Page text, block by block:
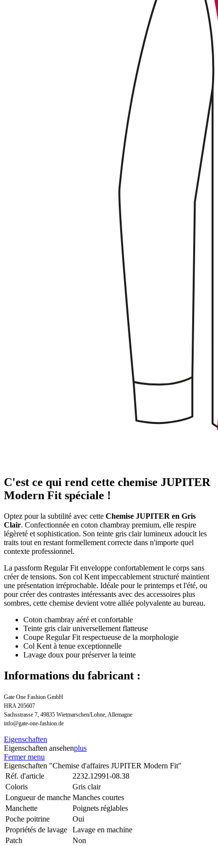
C'est ce qui rend cette chemise JUPITER
Modern Fit spéciale !
Optez pour la subtilité avec cette Chemise JUPITER en Gris
Clair. Confectionnée en coton chambray premium, elle respire
légèreté et sophistication. Son teinte gris clair lumineux adoucit les
traits tout en restant formellement correcte dans n'importe quel
contexte professionnel.
La passform Regular Fit enveloppe confortablement le corps sans
créer de tensions. Son col Kent impeccablement structuré maintient
une présentation irréprochable. Idéale pour le printemps et l'été, ou
pour créer des contrastes intéressants avec des accessoires plus
sombres, cette chemise devient votre alliée polyvalente au bureau.
Coton chambray aéré et confortable
Teinte gris clair universellement flatteuse
Coupe Regular Fit respectueuse de la morphologie
Col Kent à tenue exceptionnelle
Lavage doux pour préserver la teinte
Informations du fabricant :
Gate One Fashion GmbH
HRA 205607
Sachsstrasse 7, 49835 Wietmarschen/Lohne, Allemagne
info@gate-one-fashion.de
Eigenschaften
Eigenschaften ansehenplus
Fermer menu
Eigenschaften "Chemise d'affaires JUPITER Modern Fit"
Réf. d'article
2232.12991-08.38
Coloris
Gris clair
Longueur de manche Manches courtes
Manchette
Poignets réglables
Poche poitrine
Oui
Propriétés de lavage
Lavage en machine
Patch
Non